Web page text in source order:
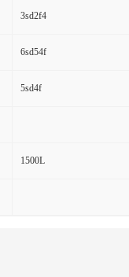
3sd2f4
6sd54f
5sd4f
1500L